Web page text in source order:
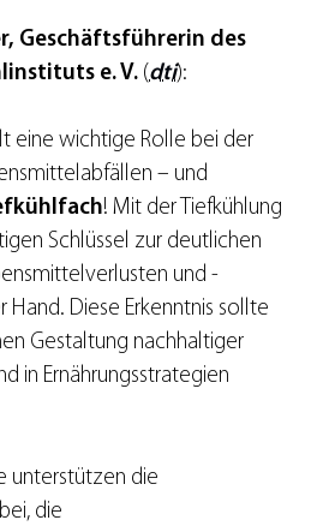
Geschäftsführerin des
e. V. (dti):
eine wichtige Rolle bei der
– und
! Mit der Tiefkühlung
Schlüssel zur deutlichen
und -
Diese Erkenntnis sollte
Gestaltung nachhaltiger
in Ernährungsstrategien
unterstützen die
die